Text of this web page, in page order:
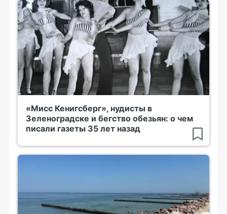
«Мисс Кенигсберг», нудисты в
Зеленоградске и бегство обезьян: о чем
писали газеты 35 лет назад